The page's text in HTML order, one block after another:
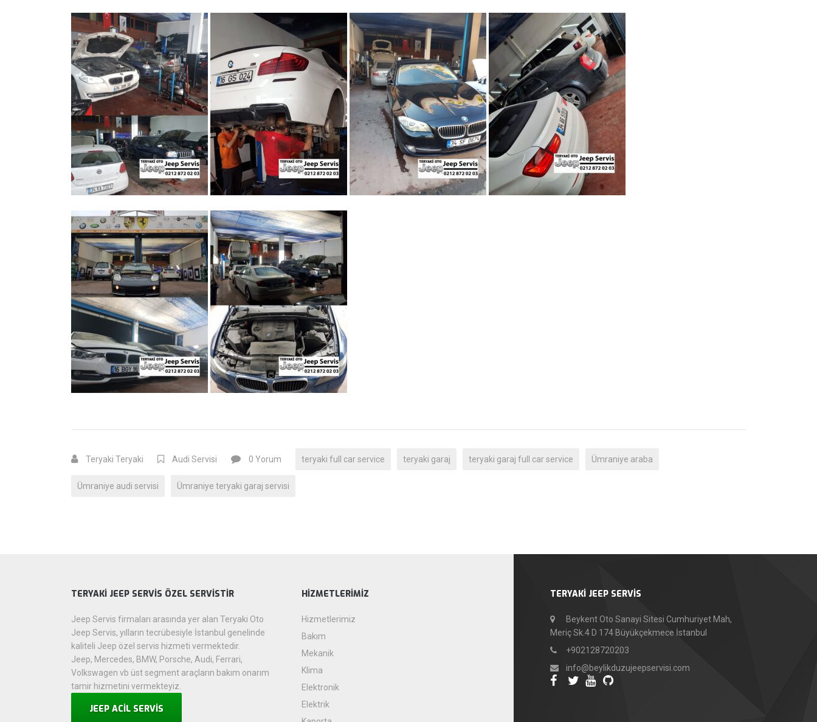
Teryaki Teryaki Audi Servisi 0 Yorum teryaki full car service teryaki garaj teryaki garaj full car service Ümraniye araba
Ümraniye audi servisi Ümraniye teryaki garaj servisi
TERYAKİ JEEP SERVİS
Beykent Oto Sanayi Sitesi Cumhuriyet Mah,
Meriç Sk.4 D 174 Büyükçekmece İstanbul
+902128720203
info@beylikduzujeepservisi.com
TERYAKİ JEEP SERVİS ÖZEL SERVİSTİR
Jeep Servis firmaları arasında yer alan Teryaki Oto
Jeep Servis, yılların tecrübesiyle İstanbul genelinde
kaliteli Jeep özel servis hizmeti vermektedir.
Jeep, Mercedes, BMW, Porsche, Audi, Ferrari,
Volkswagen vb üst segment araçların bakım onarım
tamir hizmetini vermekteyiz.
JEEP ACİL SERVİS
HIZMETLERIMIZ
Hizmetlerimiz
Bakım
Mekanik
Klima
Elektronik
Elektrik